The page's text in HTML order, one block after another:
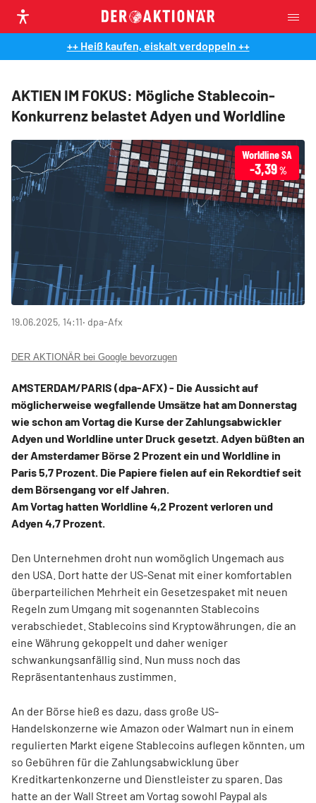
++ Heiß kaufen, eiskalt verdoppeln ++
AKTIEN IM FOKUS: Mögliche Stablecoin-
Konkurrenz belastet Adyen und Worldline
Worldline SA
-3,39%
19.06.2025, 14:11‧ dpa-Afx
DER AKTIONÄR bei Google bevorzugen
AMSTERDAM/PARIS (dpa-AFX) - Die Aussicht auf
möglicherweise wegfallende Umsätze hat am Donnerstag
wie schon am Vortag die Kurse der Zahlungsabwickler
Adyen und Worldline unter Druck gesetzt. Adyen büßten an
der Amsterdamer Börse 2 Prozent ein und Worldline in
Paris 5,7 Prozent. Die Papiere fielen auf ein Rekordtief seit
dem Börsengang vor elf Jahren.
Am Vortag hatten Worldline 4,2 Prozent verloren und
Adyen 4,7 Prozent.
Den Unternehmen droht nun womöglich Ungemach aus
den USA. Dort hatte der US-Senat mit einer komfortablen
überparteilichen Mehrheit ein Gesetzespaket mit neuen
Regeln zum Umgang mit sogenannten Stablecoins
verabschiedet. Stablecoins sind Kryptowährungen, die an
eine Währung gekoppelt und daher weniger
schwankungsanfällig sind. Nun muss noch das
Repräsentantenhaus zustimmen.
An der Börse hieß es dazu, dass große US-
Handelskonzerne wie Amazon oder Walmart nun in einem
regulierten Markt eigene Stablecoins auflegen könnten, um
so Gebühren für die Zahlungsabwicklung über
Kreditkartenkonzerne und Dienstleister zu sparen. Das
hatte an der Wall Street am Vortag sowohl Paypal als